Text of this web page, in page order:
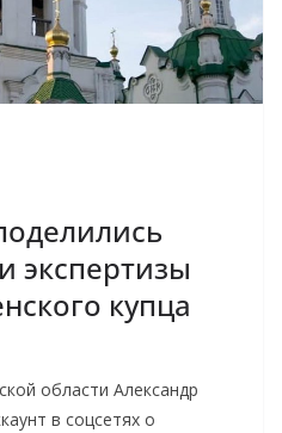
экспертизы
купца
области Александр
в соцсетях о